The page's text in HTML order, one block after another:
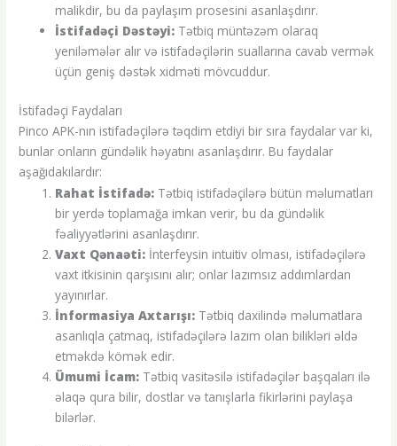
malikdir, bu da paylaşım prosesini asanlaşdırır.
İstifadəçi Dəstəyi: Tətbiq müntəzəm olaraq
yeniləmələr alır və istifadəçilərin suallarına cavab vermək
üçün geniş dəstək xidməti mövcuddur.
İstifadəçi Faydaları
Pinco APK-nın istifadəçilərə təqdim etdiyi bir sıra faydalar var ki,
bunlar onların gündəlik həyatını asanlaşdırır. Bu faydalar
aşağıdakılardır:
Rahat İstifadə: Tətbiq istifadəçilərə bütün məlumatları
bir yerdə toplamağa imkan verir, bu da gündəlik
fəaliyyətlərini asanlaşdırır.
Vaxt Qənaəti: İnterfeysin intuitiv olması, istifadəçilərə
vaxt itkisinin qarşısını alır; onlar lazımsız addımlardan
yayınırlar.
İnformasiya Axtarışı: Tətbiq daxilində məlumatlara
asanlıqla çatmaq, istifadəçilərə lazım olan bilikləri əldə
etməkdə kömək edir.
Ümumi İcam: Tətbiq vasitəsilə istifadəçilər başqaları ilə
əlaqə qura bilir, dostlar və tanışlarla fikirlərini paylaşa
bilərlər.